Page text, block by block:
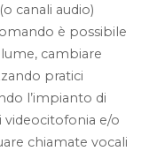
canali audio)
è possibile
cambiare
pratici
l’impianto di
videocitofonia e/o
chiamate vocali